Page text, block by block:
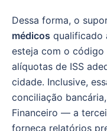
Dessa forma, o
médicos qualificado
esteja com o
alíquotas de ISS
cidade. Inclusive,
conciliação
Financeiro — a
forneça relatórios